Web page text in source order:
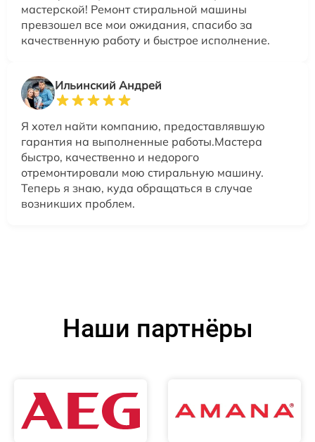
мастерской! Ремонт стиральной машины
превзошел все мои ожидания, спасибо за
качественную работу и быстрое исполнение.
Ильинский Андрей
Я хотел найти компанию, предоставлявшую
гарантия на выполненные работы.Мастера
быстро, качественно и недорого
отремонтировали мою стиральную машину.
Теперь я знаю, куда обращаться в случае
возникших проблем.
Наши партнёры